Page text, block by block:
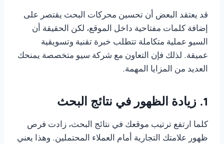
قد يعتقد البعض أن تحسين محركات البحث يقتصر على
إضافة كلمات مفتاحية داخل الموقع، لكن الحقيقة أن
السيو عملية متكاملة تتطلب خبرة تقنية وتسويقية
عميقة. لذلك فإن التعاون مع شركة سيو متخصصة يمنحك
العديد من المزايا المهمة.
1. زيادة الظهور في نتائج البحث
كلما ارتفع ترتيب موقعك في نتائج البحث، زادت فرص
ظهور علامتك التجارية أمام العملاء المحتملين. وهذا يعني